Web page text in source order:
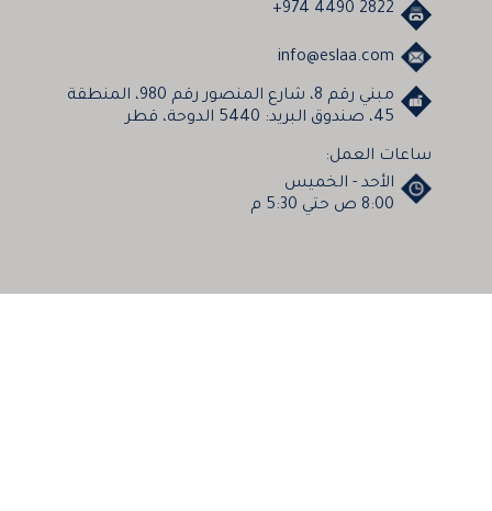
+974 4490 2822
info@eslaa.com
مبني رقم 8، شارع المنصور رقم 980، المنطقة
45، صندوق البريد: 5440 الدوحة، قطر
ساعات العمل:
الأحد - الخميس
8:00 ص حتي 5:30 م